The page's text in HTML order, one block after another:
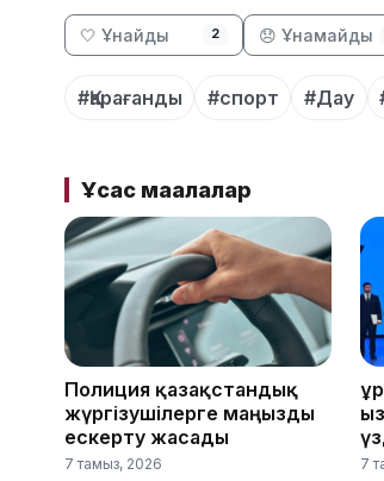
🤍 Ұнайды 2 😞 Ұнамайды
#Қарағанды #спорт #Дау
Ұқсас мақалалар
Полиция қазақстандық
жүргізушілерге маңызды
ескерту жасады
7 тамыз, 2026 7